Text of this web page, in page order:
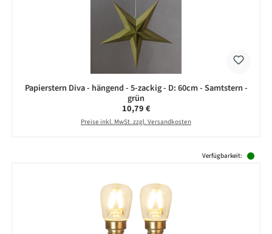
Papierstern Diva - hängend - 5-zackig - D: 60cm - Samtstern -
grün
Regulärer Preis:
10,79 €
Preise inkl. MwSt. zzgl. Versandkosten
Verfügbarkeit: